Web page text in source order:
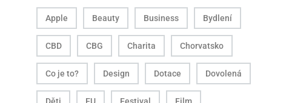
Apple Beauty Business Bydlení
CBD CBG Charita Chorvatsko
Co je to? Design Dotace Dovolená
Děti EU Festival Film